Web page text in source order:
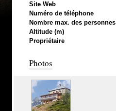
Site Web
Numéro de téléphone
Nombre max. des personnes
Altitude (m)
Propriétaire
Photos